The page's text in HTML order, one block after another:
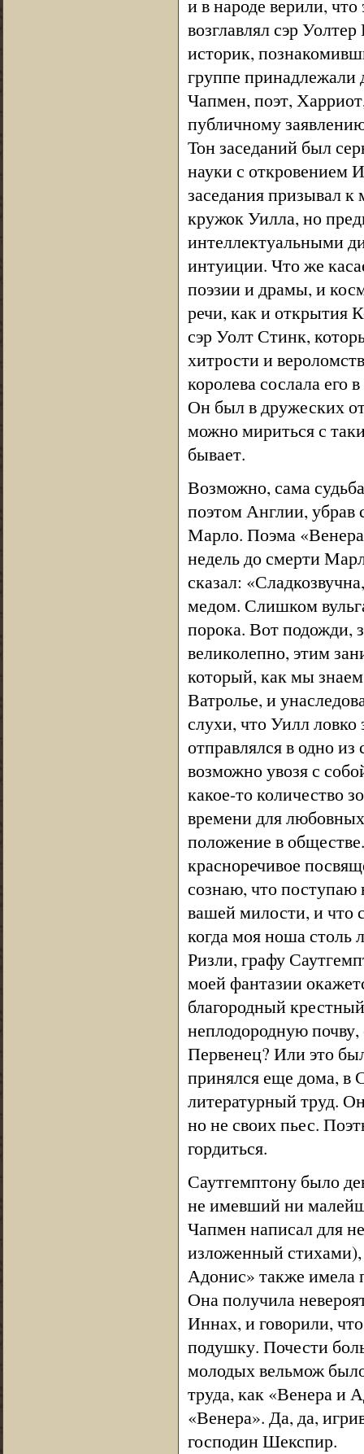
и в народе верили,
возглавлял сэр
историк,
группе
Чапмен, поэт,
публичному
Тон заседаний был
науки с откровением
заседания призывал
кружок Уилла, но
интеллектуальными
интуиции. Что же
поэзии и драмы, и
речи, как и открытия
сэр Уолт Стинк,
хитрости и
королева сослала его
Он был в дружеских
можно мириться с
бывает.
Возможно, сама
поэтом Англии, убрав
Марло. Поэма
недель до смерти
сказал:
медом. Слишком
порока. Вот подожди,
великолепно, этим
который, как мы
Ватролье, и
слухи, что Уилл
отправлялся в одно
возможно увозя с
какое-то количество
времени для
положение в
красноречивое
сознаю, что поступаю
вашей милости, и что
когда моя ноша столь
Ризли, графу
моей фантазии
благородный
неплодородную почву,
Первенец? Или это
принялся еще дома, в
литературный труд.
но не своих пьес.
гордиться.
Саутгемптону было
не имевший ни
Чапмен написал для
изложенный стихами),
Адонис» также имела
Она получила
Иннах, и говорили,
подушку. Почести
молодых вельмож
труда, как «Венера и
«Венера». Да, да,
господин Шекспир.